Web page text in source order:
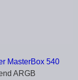
MasterBox 540
ARGB